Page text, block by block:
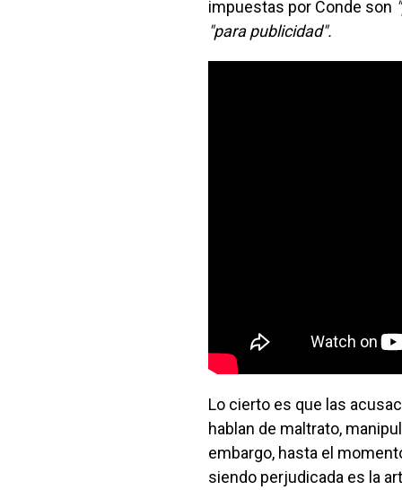
impuestas por Conde son
"para publicidad".
Lo cierto es que las
hablan de maltrato,
embargo, hasta el
siendo perjudicada es la